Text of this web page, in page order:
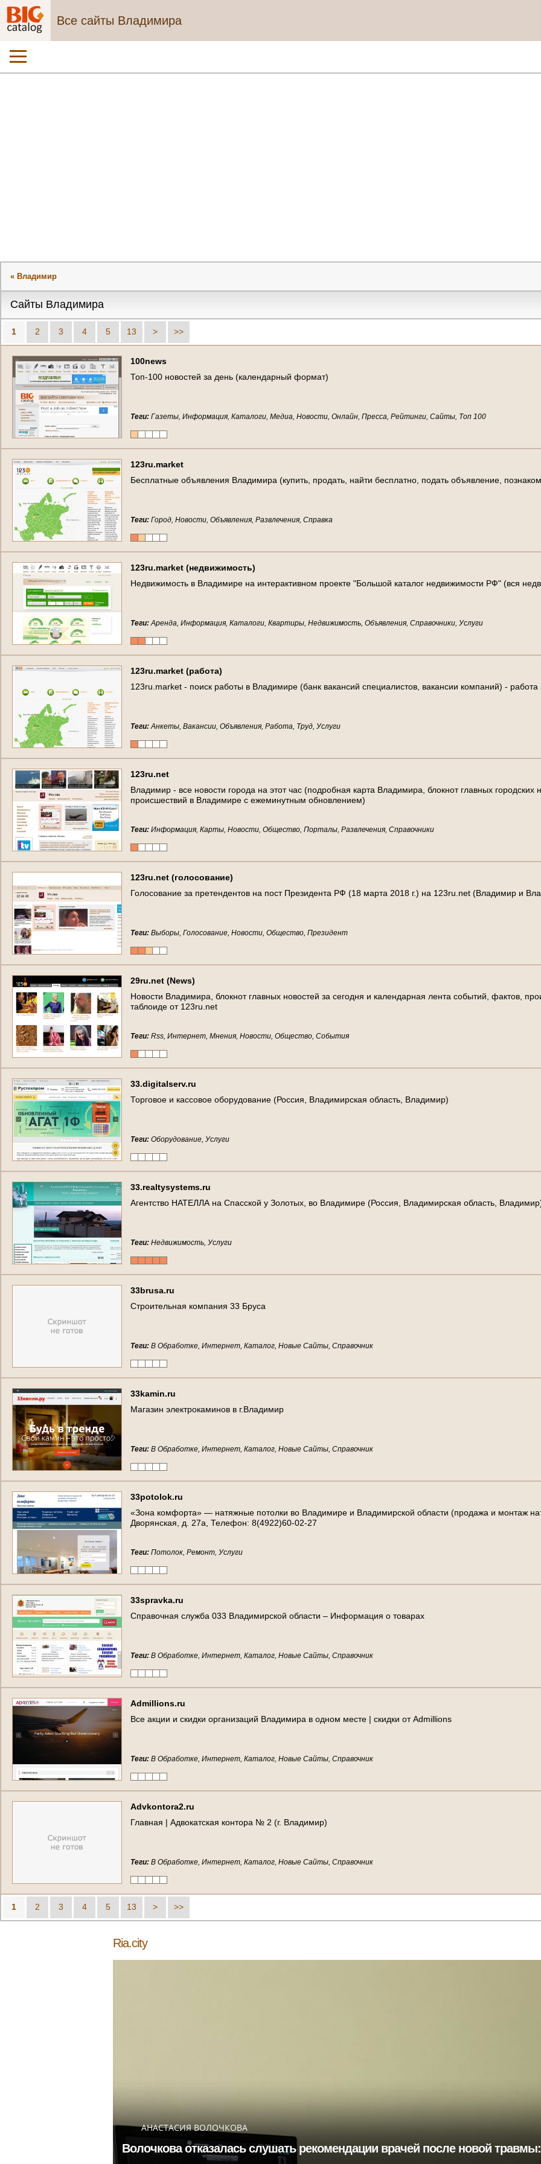
Все сайты Владимира
« Владимир
Сайты Владимира
1 2 3 4 5 13 > >>
100news
Топ-100 новостей за день (календарный формат)
Теги: Газеты, Информация, Каталоги, Медиа, Новости, Онлайн, Пресса, Рейтинги, Сайты, Топ 100
123ru.market
Бесплатные объявления Владимира (купить, продать, найти бесплатно, подать объявление,
Теги: Город, Новости, Объявления, Развлечения, Справка
123ru.market (недвижимость)
Недвижимость в Владимире на интерактивном проекте "Большой каталог недвижимости РФ" (вся
Теги:Аренда, Информация, Каталоги, Квартиры, Недвижимость, Объявления, Справочники, Услуги
123ru.market (работа)
123ru.market - поиск работы в Владимире (банк вакансий специалистов, вакансии компаний) -
Теги:Анкеты, Вакансии, Объявления, Работа, Труд, Услуги
123ru.net
Владимир - все новости города на этот час (подробная карта Владимира, блокнот главных
происшествий в Владимире с ежеминутным обновлением)
Теги: Информация, Карты, Новости, Общество, Порталы, Развлечения, Справочники
123ru.net (голосование)
Голосование за претендентов на пост Президента РФ (18 марта 2018 г.) на 123ru.net (Владимир и
Теги: Выборы, Голосование, Новости, Общество, Президент
29ru.net (News)
Новости Владимира, блокнот главных новостей за сегодня и календарная лента событий, фактов,
таблоиде от 123ru.net
Теги: Rss, Интернет, Мнения, Новости, Общество, События
33.digitalserv.ru
Торговое и кассовое оборудование (Россия, Владимирская область, Владимир)
Теги: Оборудование, Услуги
33.realtysystems.ru
Агентство НАТЕЛЛА на Спасской у Золотых, во Владимире (Россия, Владимирская область,
Теги: Недвижимость, Услуги
33brusa.ru
Строительная компания 33 Бруса
Теги: В Обработке, Интернет, Каталог, Новые Сайты, Справочник
33kamin.ru
Магазин электрокаминов в г.Владимир
Теги: В Обработке, Интернет, Каталог, Новые Сайты, Справочник
33potolok.ru
«Зона комфорта» — натяжные потолки во Владимире и Владимирской области (продажа и монтаж
Дворянская, д. 27а, Телефон: 8(4922)60-02-27
Теги: Потолок, Ремонт, Услуги
33spravka.ru
Справочная служба 033 Владимирской области – Информация о товарах
Теги: В Обработке, Интернет, Каталог, Новые Сайты, Справочник
Admillions.ru
Все акции и скидки организаций Владимира в одном месте | скидки от Admillions
Теги: В Обработке, Интернет, Каталог, Новые Сайты, Справочник
Advkontora2.ru
Главная | Адвокатская контора № 2 (г. Владимир)
Теги: В Обработке, Интернет, Каталог, Новые Сайты, Справочник
1 2 3 4 5 13 > >>
Ria.city
АНАСТАСИЯ ВОЛОЧКОВА
Волочкова отказалась слушать рекомендации врачей после новой